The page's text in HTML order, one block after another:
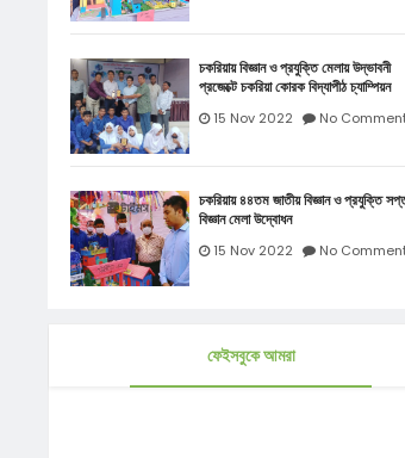
চকরিয়ায় বিজ্ঞান ও প্রযুক্তি মেলায় উদ্ভাবনী
প্রজেক্টে চকরিয়া কোরক বিদ্যাপীঠ চ্যাম্পিয়ন
15 Nov 2022 No
চকরিয়ায় ৪৪তম জাতীয় বিজ্ঞান ও প্রযুক্তি
বিজ্ঞান মেলা উদ্বোধন
15 Nov 2022 No
ফেইসবুকে আমরা